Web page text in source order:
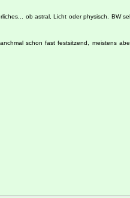
ob astral, Licht oder physisch. BW
schon fast festsitzend, meistens